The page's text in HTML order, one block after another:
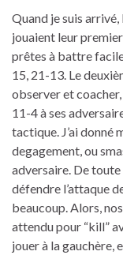
Quand je suis arrivé,
jouaient leur
prêtes à battre
15, 21-13. Le
observer et
11-4 à ses
tactique. J’ai donné
degagement, ou
adversaire. De toute
défendre l’attaque
beaucoup. Alors,
attendu pour “kill”
jouer à la gauchère,